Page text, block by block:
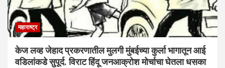
महाराष्ट्र
केज लव्ह जेहाद प्रकरणातील मुलगी मुंबईच्या कुर्ला भागातून आई
वडिलांकडे सुपूर्द. विराट हिंदू जनआक्रोश मोर्चाचा घेतला धसका